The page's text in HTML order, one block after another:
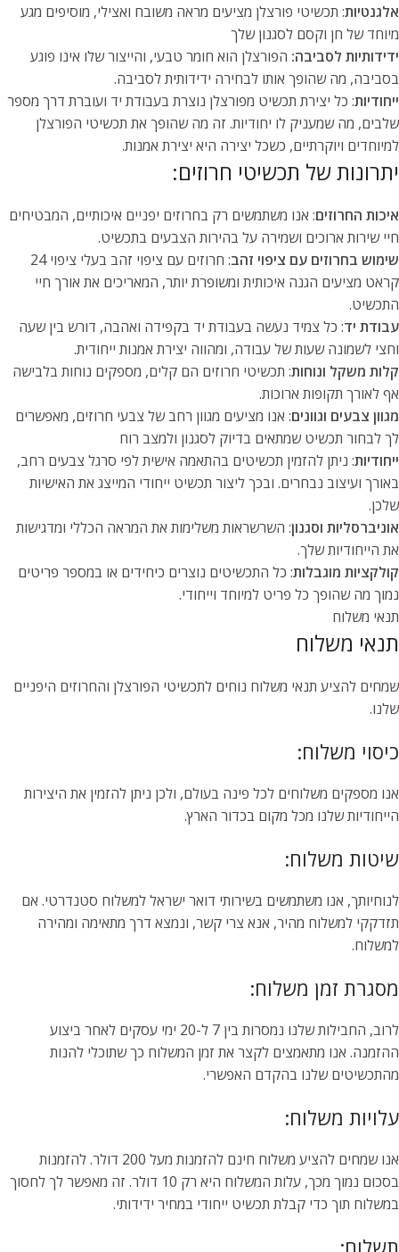
אלגנטיות: תכשיטי פורצלן מציעים מראה משובח ואצילי, מוסיפים מגע
מיוחד של חן וקסם לסגנון שלך
ידידותיות לסביבה: הפורצלן הוא חומר טבעי, והייצור שלו אינו פוגע
בסביבה, מה שהופך אותו לבחירה ידידותית לסביבה.
ייחודיות: כל יצירת תכשיט מפורצלן נוצרת בעבודת יד ועוברת דרך מספר
שלבים, מה שמעניק לו יחודיות. זה מה שהופך את תכשיטי הפורצלן
למיוחדים ויוקרתיים, כשכל יצירה היא יצירת אמנות.
יתרונות של תכשיטי חרוזים:
איכות החרוזים: אנו משתמשים רק בחרוזים יפניים איכותיים, המבטיחים
חיי שירות ארוכים ושמירה על בהירות הצבעים בתכשיט.
שימוש בחרוזים עם ציפוי זהב
: חרוזים עם ציפוי זהב בעלי ציפוי 24
קראט מציעים הגנה איכותית ומשופרת יותר, המאריכים את אורך חיי
התכשיט.
עבודת יד: כל צמיד נעשה בעבודת יד בקפידה ואהבה, דורש בין שעה
וחצי לשמונה שעות של עבודה, ומהווה יצירת אמנות ייחודית.
קלות משקל ונוחות: תכשיטי חרוזים הם קלים, מספקים נוחות בלבישה
אף לאורך תקופות ארוכות.
מגוון צבעים וגוונים: אנו מציעים מגוון רחב של צבעי חרוזים, מאפשרים
לך לבחור תכשיט שמתאים בדיוק לסגנון ולמצב רוח
ייחודיות: ניתן להזמין תכשיטים בהתאמה אישית לפי סרגל צבעים רחב,
באורך ועיצוב נבחרים. ובכך ליצור תכשיט ייחודי המייצג את האישיות
שלכן.
אוניברסליות וסגנון: השרשראות משלימות את המראה הכללי ומדגישות
את הייחודיות שלך.
קולקציות מוגבלות: כל התכשיטים נוצרים כיחידים או במספר פריטים
נמוך מה שהופך כל פריט למיוחד וייחודי.
תנאי משלוח
תנאי משלוח
שמחים להציע תנאי משלוח נוחים לתכשיטי הפורצלן והחרוזים היפניים
שלנו.
כיסוי משלוח:
אנו מספקים משלוחים לכל פינה בעולם, ולכן ניתן להזמין את היצירות
הייחודיות שלנו מכל מקום בכדור הארץ.
שיטות משלוח:
לנוחיותך, אנו משתמשים בשירותי דואר ישראל למשלוח סטנדרטי. אם
תזדקקי למשלוח מהיר, אנא צרי קשר, ונמצא דרך מתאימה ומהירה
למשלוח.
מסגרת זמן משלוח:
לרוב, החבילות שלנו נמסרות בין 7 ל-20 ימי עסקים לאחר ביצוע
ההזמנה. אנו מתאמצים לקצר את זמן המשלוח כך שתוכלי להנות
מהתכשיטים שלנו בהקדם האפשרי.
עלויות משלוח:
אנו שמחים להציע משלוח חינם להזמנות מעל 200 דולר. להזמנות
בסכום נמוך מכך, עלות המשלוח היא רק 10 דולר. זה מאפשר לך לחסוך
במשלוח תוך כדי קבלת תכשיט ייחודי במחיר ידידותי.
תשלום: